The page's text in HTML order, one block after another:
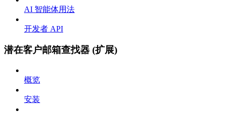
AI 智能体用法
开发者 API
潜在客户邮箱查找器 (扩展)
概览
安装